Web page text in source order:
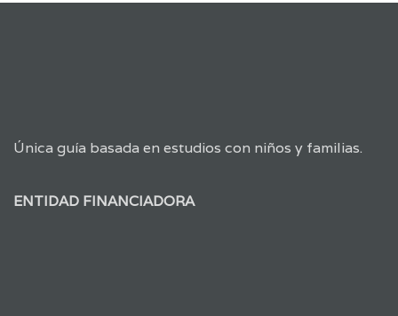
Única guía basada en estudios con niños y familias.
ENTIDAD FINANCIADORA